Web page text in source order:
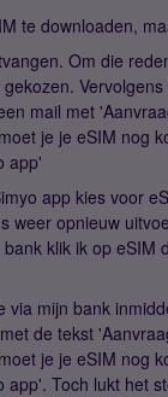
te downloaden,
Om die
mail met
je je eSIM nog
app'
app kies voor
weer opnieuw
klik ik op eSIM
via mijn bank
de tekst
je je eSIM nog
app'. Toch lukt het